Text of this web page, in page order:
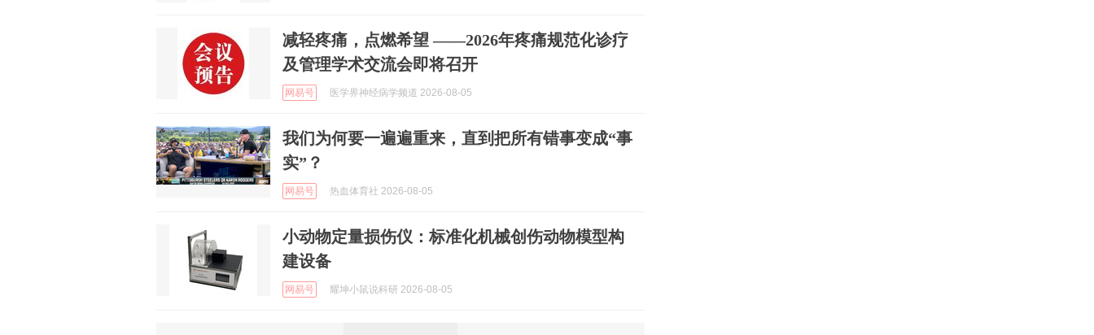
减轻疼痛，点燃希望 ——2026年疼痛规范化诊疗
及管理学术交流会即将召开
网易号 医学界神经病学频道 2026-08-05
我们为何要一遍遍重来，直到把所有错事变成“事
实”？
网易号 热血体育社 2026-08-05
小动物定量损伤仪：标准化机械创伤动物模型构
建设备
网易号 耀坤小鼠说科研 2026-08-05